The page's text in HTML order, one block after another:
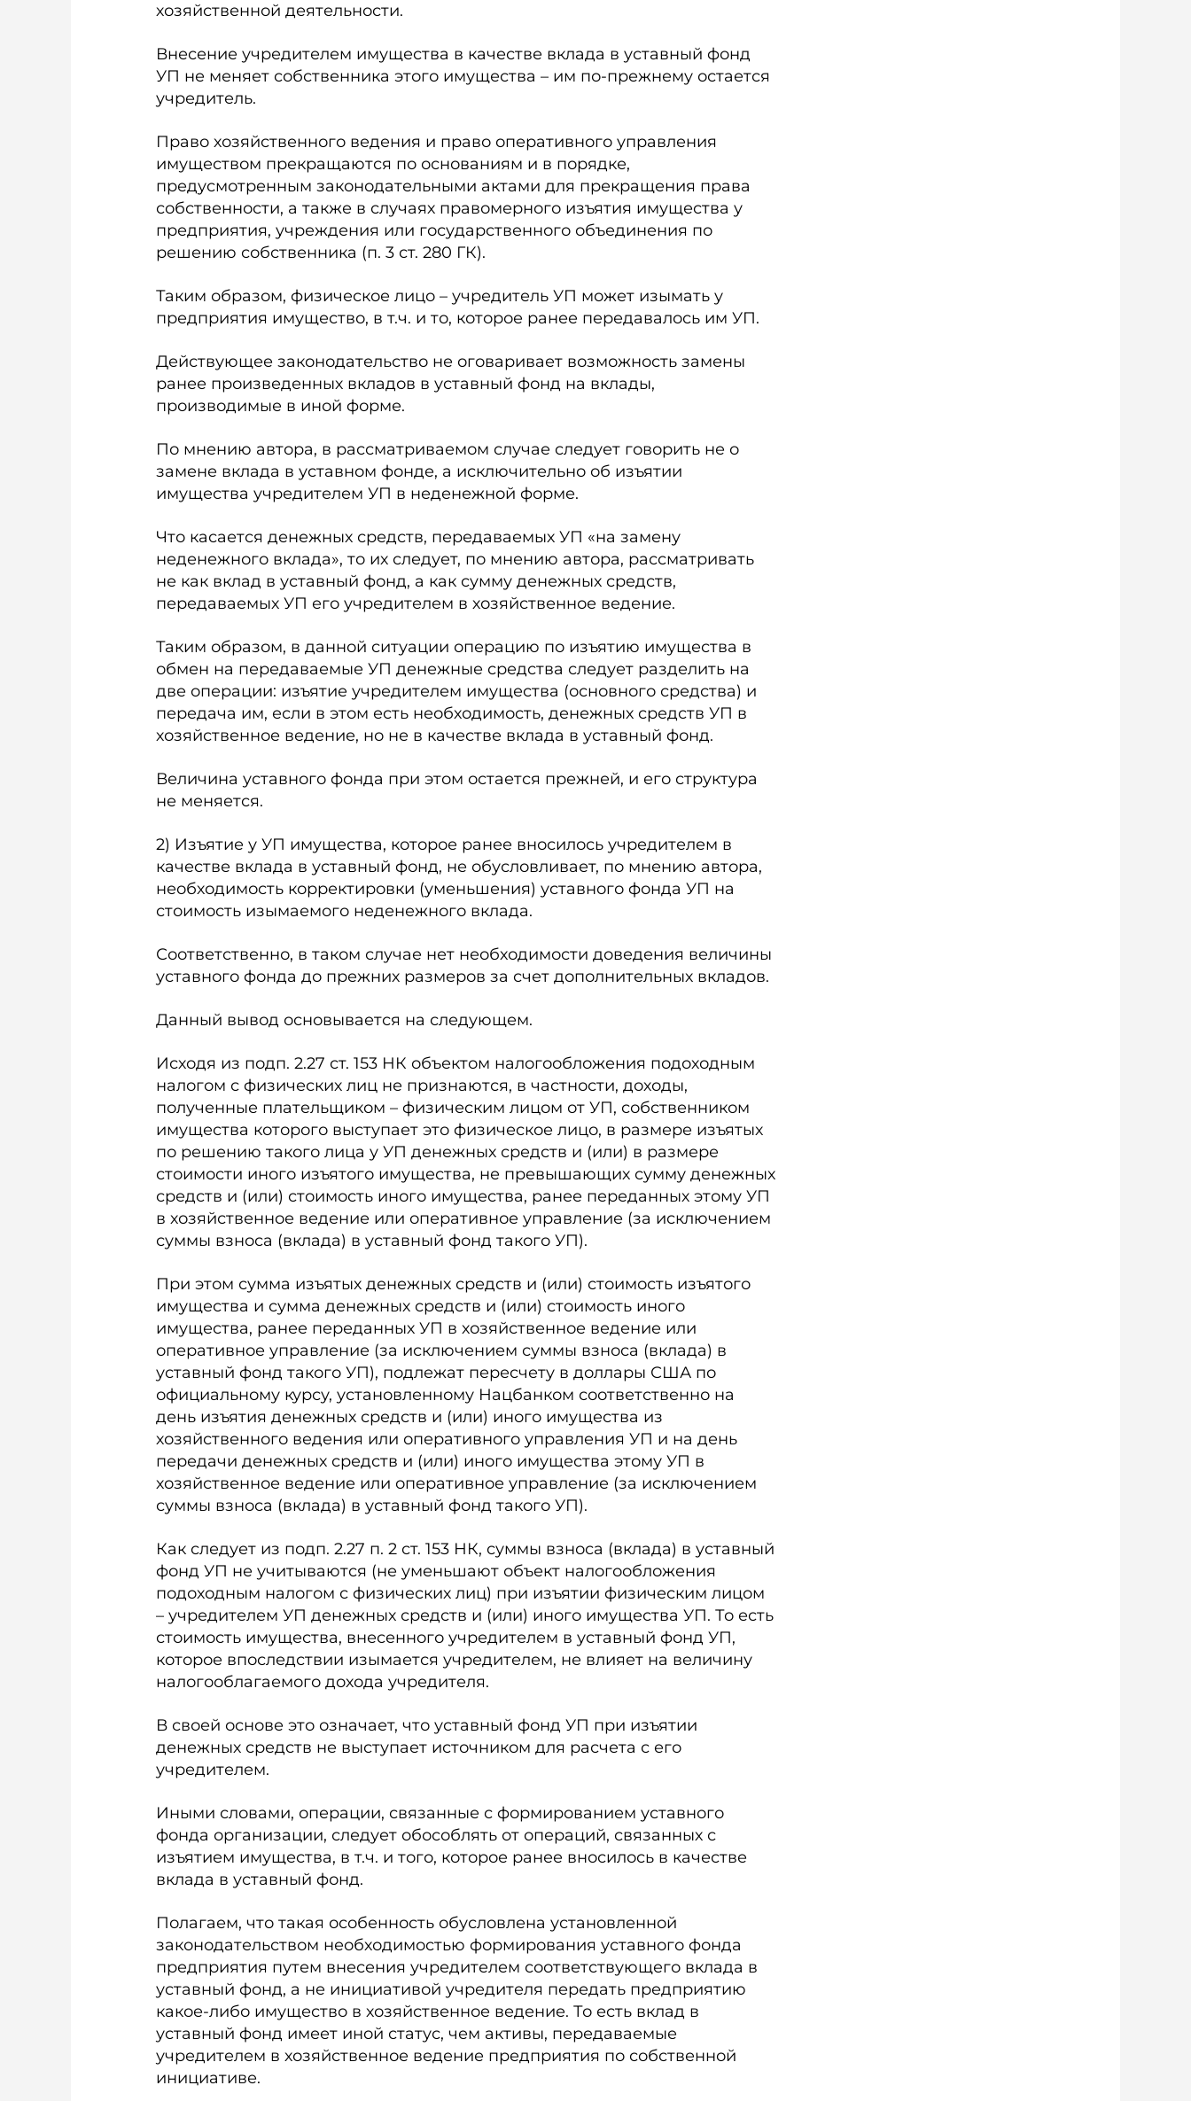
хозяйственной деятельности.
Внесение учредителем имущества в качестве вклада в уставный фонд
УП не меняет собственника этого имущества – им по-прежнему остается
учредитель.
Право хозяйственного ведения и право оперативного управления
имуществом прекращаются по основаниям и в порядке,
предусмотренным законодательными актами для прекращения права
собственности, а также в случаях правомерного изъятия имущества у
предприятия, учреждения или государственного объединения по
решению собственника (п. 3 ст. 280 ГК).
Таким образом, физическое лицо – учредитель УП может изымать у
предприятия имущество, в т.ч. и то, которое ранее передавалось им УП.
Действующее законодательство не оговаривает воз­можность замены
ранее произведенных вкладов в уставный фонд на вклады,
производимые в иной форме.
По мнению автора, в рассматриваемом случае следует говорить не о
замене вклада в уставном фонде, а исключительно об изъятии
имущества учредителем УП в неденежной форме.
Что касается денежных средств, передаваемых УП «на замену
неденежного вклада», то их следует, по мнению автора, рассматривать
не как вклад в уставный фонд, а как сумму денежных средств,
передаваемых УП его учредителем в хозяйственное ведение.
Таким образом, в данной ситуации операцию по изъятию имущества в
обмен на передаваемые УП денежные средства следует разделить на
две операции: изъятие учредителем имущества (основного средства) и
передача им, если в этом есть необходимость, денежных средств УП в
хозяйственное ведение, но не в качестве вклада в уставный фонд.
Величина уставного фонда при этом остается преж­ней, и его структура
не меняется.
2) Изъятие у УП имущества, которое ранее вносилось учредителем в
качестве вклада в уставный фонд, не обусловливает, по мнению автора,
необходимость корректировки (уменьшения) уставного фонда УП на
стоимость изымаемого неденежного вклада.
Соответственно, в таком случае нет необходимости доведения величины
уставного фонда до прежних размеров за счет дополнительных вкладов.
Данный вывод основывается на следующем.
Исходя из подп. 2.27 ст. 153 НК объектом налогообложения подоходным
налогом с физических лиц не признаются, в частности, доходы,
полученные плательщиком – физическим лицом от УП, собственником
имущества которого выступает это физическое лицо, в размере изъятых
по решению такого лица у УП денежных средств и (или) в размере
стоимости иного изъятого имущества, не превышающих сумму денежных
средств и (или) стоимость иного имущества, ранее переданных этому УП
в хозяйственное ведение или оперативное управление (за исключением
суммы взноса (вклада) в уставный фонд такого УП).
При этом сумма изъятых денежных средств и (или) стоимость изъятого
имущества и сумма денежных средств и (или) стоимость иного
имущества, ранее переданных УП в хозяйственное ведение или
оперативное управление (за исключением суммы взноса (вклада) в
уставный фонд такого УП), подлежат пересчету в доллары США по
официальному курсу, установленному Нацбанком соответственно на
день изъятия денежных средств и (или) иного имущества из
хозяйственного ведения или оперативного управления УП и на день
передачи денежных средств и (или) иного имущества этому УП в
хозяйственное ведение или оперативное управление (за исключением
суммы взноса (вклада) в уставный фонд такого УП).
Как следует из подп. 2.27 п. 2 ст. 153 НК, суммы взноса (вклада) в уставный
фонд УП не учитываются (не уменьшают объект налогообложения
подоходным налогом с физических лиц) при изъятии физическим лицом
– учредителем УП денежных средств и (или) иного имущества УП. То есть
стоимость имущества, внесенного учредителем в уставный фонд УП,
которое впоследствии изымается учредителем, не влияет на величину
налогооблагаемого дохода учредителя.
В своей основе это означает, что уставный фонд УП при изъятии
денежных средств не выступает источником для расчета с его
учредителем.
Иными словами, операции, связанные с формированием уставного
фонда организации, следует обособлять от операций, связанных с
изъятием имущества, в т.ч. и того, которое ранее вносилось в качестве
вклада в уставный фонд.
Полагаем, что такая особенность обусловлена установленной
законодательством необходимостью формирования уставного фонда
предприятия путем внесения учредителем соответствующего вклада в
уставный фонд, а не инициативой учредителя передать предприятию
какое-либо имущество в хозяйственное ведение. То есть вклад в
уставный фонд имеет иной статус, чем активы, передаваемые
учредителем в хозяйственное ведение предприятия по собственной
инициативе.